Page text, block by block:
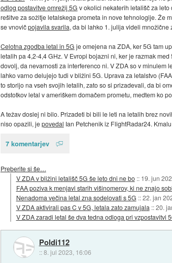
odlog postavitve omrežij 5G v okolici nekaterih letališč za
rešitve za sožitje letalskega prometa in nove tehnologije. Že
se vnovičpojavila svarila, da bi lahko 1. julija videli
Celotna zgodba letal in 5G je omejena na ZDA, ker 5G tam
letalih pa 4,2-4,4 GHz. V Evropi bojazni ni, ker je razmak
dovolj, da nevarnosti za interferenco ni. V ZDA so v minulem
lahko varno delujejo tudi v bližini 5G. Uprava za letalstvo
to storijo na vseh svojih letalih, zato so si prizadevali, da bi
odstotkov letal v ameriškem domačem prometu, medtem ko
A težav doslej ni bilo. Prizadeti bi bili le leti na letalih brez
niso opazili, jepovedal Ian Petchenik iz FlightRadar24.
7 komentarjev
Preberite si še…
V ZDA v bližini letališč 5G še leto dni ne bo :: 19. jun
FAA poziva k menjavi starih višinomerov, ki ne znajo
Nenadoma večina letal zna sodelovati s 5G ::22. jan
V ZDA aktivirali pas C v 5G, letala zato zamujala ::20.
V ZDA zaradi letal še dva tedna odloga pri vzpostavitvi
Poldi112
::8. jul 2023, 16:06